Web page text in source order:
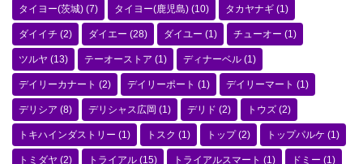
タイヨー(茨城) (7) タイヨー(鹿児島) (10) タカヤナギ (1)
ダイイチ (2) ダイエー (28) ダイユー (1) チューオー (1)
ツルヤ (13) テーオーストア (1) ディナーベル (1)
デイリーカナート (2) デイリーポート (1) デイリーマート (1)
デリシア (8) デリシャス広岡 (1) デリド (2) トウズ (2)
トキハインダストリー (1) トスク (1) トップ(2) トップパルケ (1)
トミダヤ (2) トライアル (15) トライアルスマート (1) ドミー (1)